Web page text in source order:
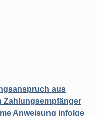
aus
Zahlungsempfänger
Anweisung infolge